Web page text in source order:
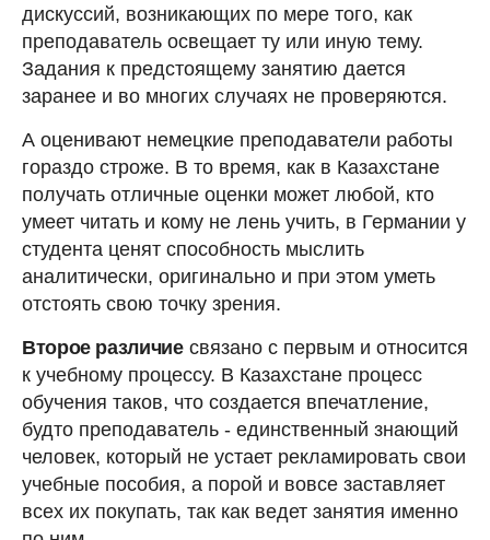
дискуссий, возникающих по мере того, как
преподаватель освещает ту или иную тему.
Задания к предстоящему занятию дается
заранее и во многих случаях не проверяются.
А оценивают немецкие преподаватели работы
гораздо строже. В то время, как в Казахстане
получать отличные оценки может любой, кто
умеет читать и кому не лень учить, в Германии у
студента ценят способность мыслить
аналитически, оригинально и при этом уметь
отстоять свою точку зрения.
Второе различиесвязано с первым и относится
к учебному процессу. В Казахстане процесс
обучения таков, что создается впечатление,
будто преподаватель - единственный знающий
человек, который не устает рекламировать свои
учебные пособия, а порой и вовсе заставляет
всех их покупать, так как ведет занятия именно